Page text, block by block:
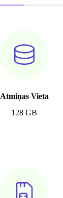
Atmiņas Vieta
128 GB